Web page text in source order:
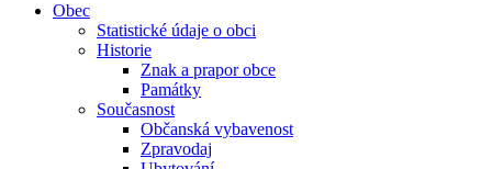
Obec
Statistické údaje o obci
Historie
Znak a prapor obce
Památky
Současnost
Občanská vybavenost
Zpravodaj